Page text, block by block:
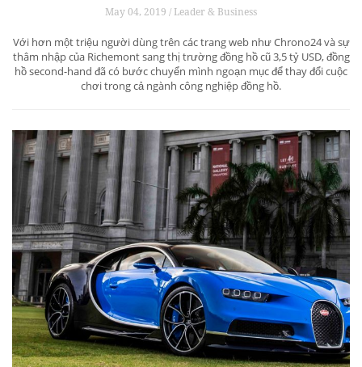
May 04, 2019 / Leader & Business
Với hơn một triệu người dùng trên các trang web như Chrono24 và sự
thâm nhập của Richemont sang thị trường đồng hồ cũ 3,5 tỷ USD, đồng
hồ second-hand đã có bước chuyển mình ngoạn mục để thay đổi cuộc
chơi trong cả ngành công nghiệp đồng hồ.